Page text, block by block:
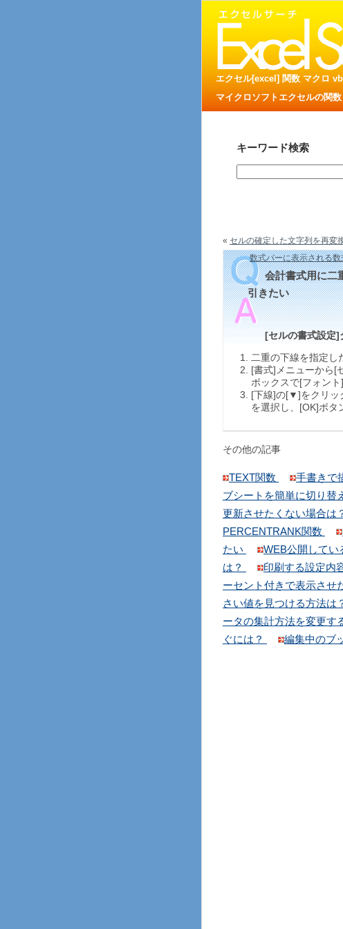
エクセル[excel] 関数 マクロ
マイクロソフトエクセルの関
キーワード検索
« セルの確定した文字列を再変
数式バーに表示される数
会計書式用に二
引きたい
[セルの書式設定]
二重の下線を指定し
[書式]メニューから[
ボックスで[フォント
[下線]の[▼]をクリッ
を選択し、[OK]ボタ
その他の記事
TEXT関数 手書きで
ブシートを簡単に切り替
更新させたくない場合は
PERCENTRANK関数
たい
WEB公開してい
は？
印刷する設定内
ーセント付きで表示させ
さい値を見つける方法は
ータの集計方法を変更す
ぐには？
編集中のブ